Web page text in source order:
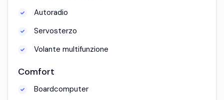
Autoradio
Servosterzo
Volante multifunzione
Comfort
Boardcomputer